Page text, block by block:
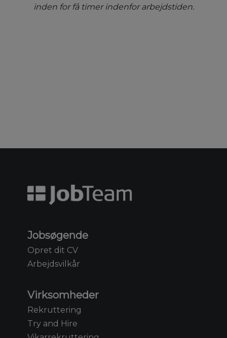
inden for få timer indenfor arbejdstiden.
Jobsøgende
Opret dit CV
Arbejdsvilkår
Virksomheder
Rekruttering
Try and Hire